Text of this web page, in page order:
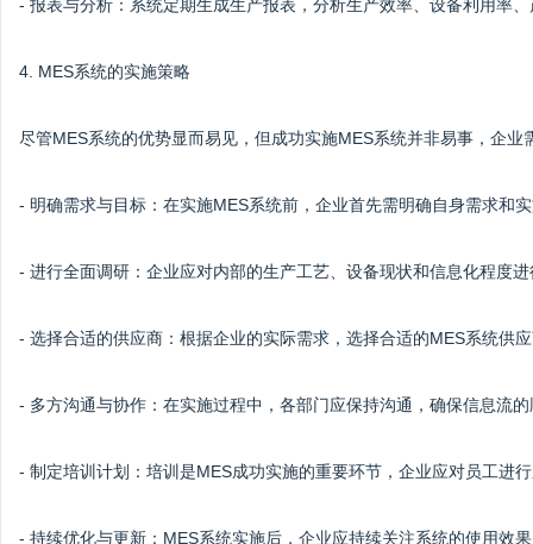
- 报表与分析：系统定期生成生产报表，分析生产效率、设备利用率
4. MES系统的实施策略
尽管MES系统的优势显而易见，但成功实施MES系统并非易事，企业
- 明确需求与目标：在实施MES系统前，企业首先需明确自身需求和
- 进行全面调研：企业应对内部的生产工艺、设备现状和信息化程度
- 选择合适的供应商：根据企业的实际需求，选择合适的MES系统供
- 多方沟通与协作：在实施过程中，各部门应保持沟通，确保信息流
- 制定培训计划：培训是MES成功实施的重要环节，企业应对员工进
- 持续优化与更新：MES系统实施后，企业应持续关注系统的使用效